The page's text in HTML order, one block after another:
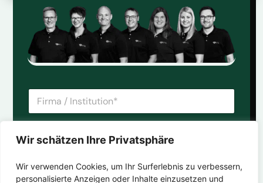
Wir schätzen Ihre Privatsphäre
Wir verwenden Cookies, um Ihr Surferlebnis zu verbessern,
personalisierte Anzeigen oder Inhalte einzusetzen und
F
r
a
n
V
o
-
E